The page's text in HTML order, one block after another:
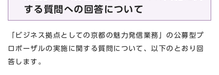
する質問への回答について
「ビジネス拠点としての京都の魅力発信業務」の公募型プ
ロポーザルの実施に関する質問について、以下のとおり回
答します。